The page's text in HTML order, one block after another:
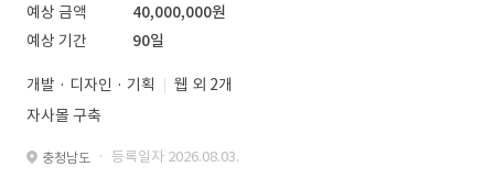
예상 금액
40,000,000원
예상 기간
90일
개발 · 디자인 · 기획
웹 외 2개
자사몰 구축
충청남도 · 등록일자 2026.08.03.